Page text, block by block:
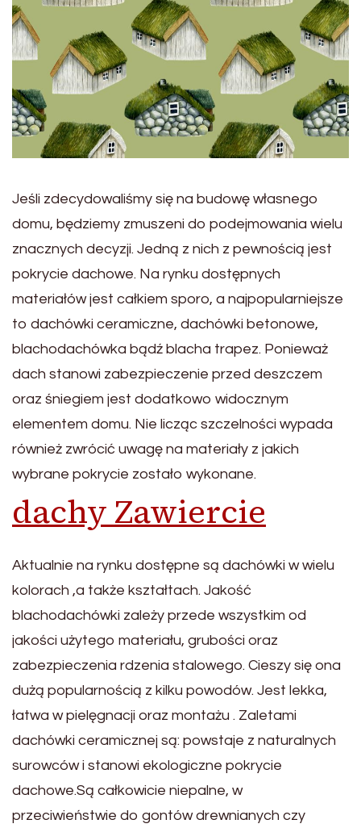
Jeśli zdecydowaliśmy się na budowę własnego
domu, będziemy zmuszeni do podejmowania wielu
znacznych decyzji. Jedną z nich z pewnością jest
pokrycie dachowe. Na rynku dostępnych
materiałów jest całkiem sporo, a najpopularniejsze
to dachówki ceramiczne, dachówki betonowe,
blachodachówka bądź blacha trapez. Ponieważ
dach stanowi zabezpieczenie przed deszczem
oraz śniegiem jest dodatkowo widocznym
elementem domu. Nie licząc szczelności wypada
również zwrócić uwagę na materiały z jakich
wybrane pokrycie zostało wykonane.
dachy Zawiercie
Aktualnie na rynku dostępne są dachówki w wielu
kolorach ,a także kształtach. Jakość
blachodachówki zależy przede wszystkim od
jakości użytego materiału, grubości oraz
zabezpieczenia rdzenia stalowego. Cieszy się ona
dużą popularnością z kilku powodów. Jest lekka,
łatwa w pielęgnacji oraz montażu . Zaletami
dachówki ceramicznej są: powstaje z naturalnych
surowców i stanowi ekologiczne pokrycie
dachowe.Są całkowicie niepalne, w
przeciwieństwie do gontów drewnianych czy